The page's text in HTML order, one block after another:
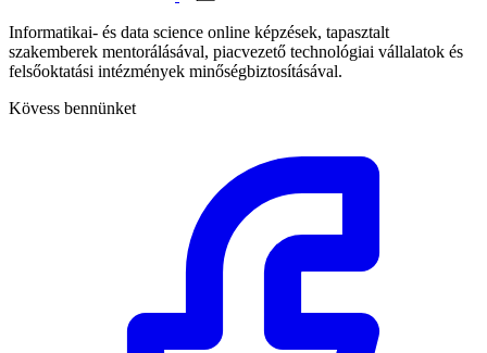
Informatikai- és data science online képzések, tapasztalt
szakemberek mentorálásával, piacvezető technológiai vállalatok és
felsőoktatási intézmények minőségbiztosításával.
Kövess bennünket